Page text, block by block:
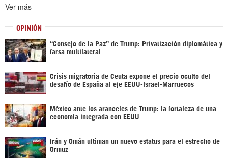
Ver más
OPINIÓN
“Consejo de la Paz” de Trump: Privatización diplomática y
farsa multilateral
Crisis migratoria de Ceuta expone el precio oculto del
desafío de España al eje EEUU-Israel-Marruecos
México ante los aranceles de Trump: la fortaleza de una
economía integrada con EEUU
Irán y Omán ultiman un nuevo estatus para el estrecho de
Ormuz